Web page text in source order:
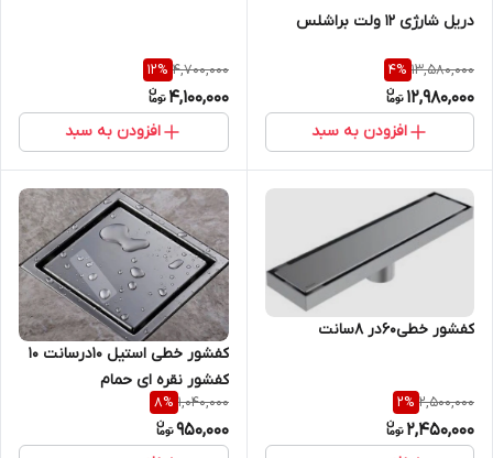
دریل شارژی 12 ولت براشلس
13,580,000
4%
12,980,000
افزودن به سبد
4,700,000
12%
4,100,000
افزودن به سبد
کفشور خطی60در 8سانت
2,500,000
2%
2,450,000
کفشور خطی استیل 10درسانت 10
کفشور نقره ای حمام
1,040,000
8%
950,000